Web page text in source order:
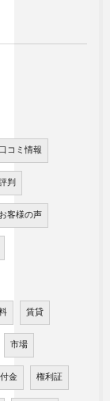
コミ情報
判
客様の声
賃貸
市場
金 権利証